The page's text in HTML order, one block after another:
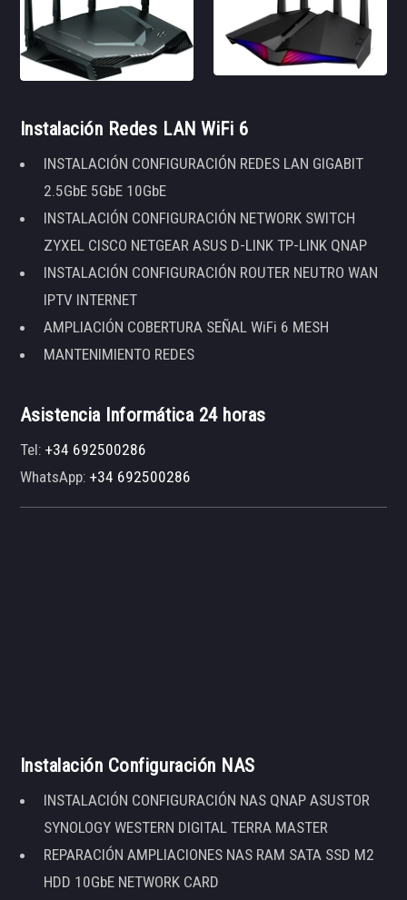
Instalación Redes LAN WiFi 6
INSTALACIÓN CONFIGURACIÓN REDES LAN GIGABIT
2.5GbE 5GbE 10GbE
INSTALACIÓN CONFIGURACIÓN NETWORK SWITCH
ZYXEL CISCO NETGEAR ASUS D-LINK TP-LINK QNAP
INSTALACIÓN CONFIGURACIÓN ROUTER NEUTRO WAN
IPTV INTERNET
AMPLIACIÓN COBERTURA SEÑAL WiFi 6 MESH
MANTENIMIENTO REDES
Asistencia Informática 24 horas
Tel:+34 692500286
WhatsApp:+34 692500286
Instalación Configuración NAS
INSTALACIÓN CONFIGURACIÓN NAS QNAP ASUSTOR
SYNOLOGY WESTERN DIGITAL TERRA MASTER
REPARACIÓN AMPLIACIONES NAS RAM SATA SSD M2
HDD 10GbE NETWORK CARD